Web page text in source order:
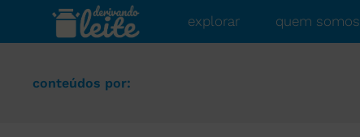
explorar quem somos
conteúdos por: